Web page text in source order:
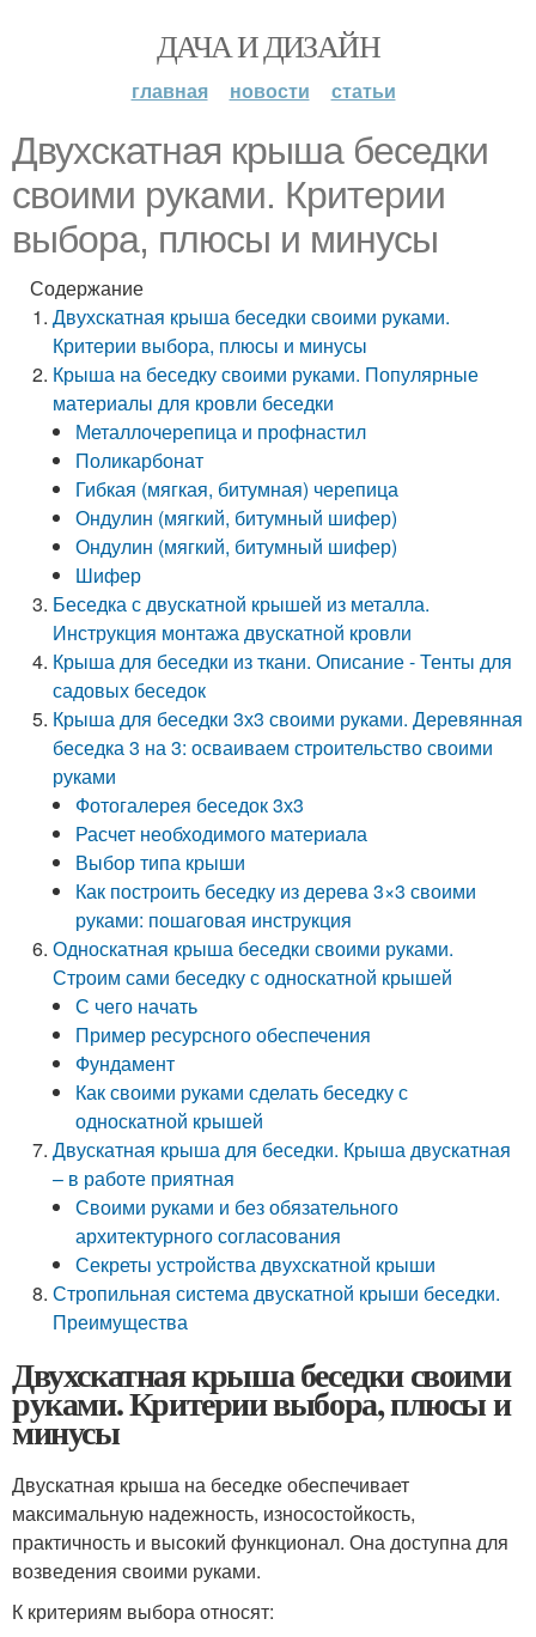
ДАЧА И ДИЗАЙН
главная новости статьи
Двухскатная крыша беседки
своими руками. Критерии
выбора, плюсы и минусы
Содержание
Двухскатная крыша беседки своими руками.
Критерии выбора, плюсы и минусы
Крыша на беседку своими руками. Популярные
материалы для кровли беседки
Металлочерепица и профнастил
Поликарбонат
Гибкая (мягкая, битумная) черепица
Ондулин (мягкий, битумный шифер)
Ондулин (мягкий, битумный шифер)
Шифер
Беседка с двускатной крышей из металла.
Инструкция монтажа двускатной кровли
Крыша для беседки из ткани. Описание - Тенты для
садовых беседок
Крыша для беседки 3х3 своими руками. Деревянная
беседка 3 на 3: осваиваем строительство своими
руками
Фотогалерея беседок 3х3
Расчет необходимого материала
Выбор типа крыши
Как построить беседку из дерева 3×3 своими
руками: пошаговая инструкция
Односкатная крыша беседки своими руками.
Строим сами беседку с односкатной крышей
С чего начать
Пример ресурсного обеспечения
Фундамент
Как своими руками сделать беседку с
односкатной крышей
Двускатная крыша для беседки. Крыша двускатная
– в работе приятная
Своими руками и без обязательного
архитектурного согласования
Секреты устройства двухскатной крыши
Стропильная система двускатной крыши беседки.
Преимущества
Двухскатная крыша беседки своими
руками. Критерии выбора, плюсы и
минусы
Двускатная крыша на беседке обеспечивает
максимальную надежность, износостойкость,
практичность и высокий функционал. Она доступна для
возведения своими руками.
К критериям выбора относят: